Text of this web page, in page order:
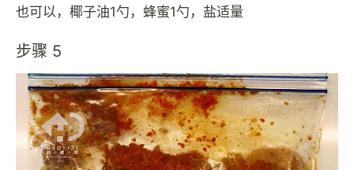
也可以，椰子油1勺，蜂蜜1勺，盐适量
步骤 5